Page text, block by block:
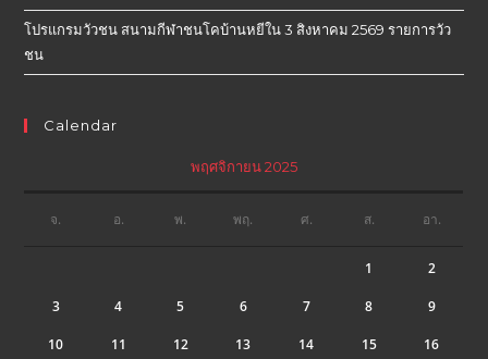
โปรแกรมวัวชน สนามกีฬาชนโคบ้านหยีใน 3 สิงหาคม 2569 รายการวัว
ชน
Calendar
พฤศจิกายน 2025
จ. อ. พ. พฤ. ศ. ส. อา.
1 2
3 4 5 6 7 8 9
10 11 12 13 14 15 16